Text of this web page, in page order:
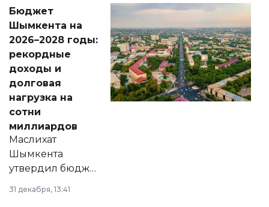
народу
Венесуэлы.
Бюджет
Шымкента на
2026–2028 годы:
рекордные
доходы и
долговая
нагрузка на
сотни
миллиардов
Маслихат
Шымкента
утвердил бюджет
города на 2026–
2028 годы.
31 декабря, 13:41